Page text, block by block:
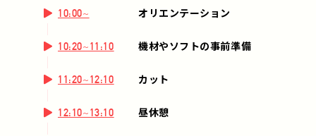
10:00~ オリエンテーション
10:20~11:10 機材やソフトの事前準備
11:20~12:10 カット
12:10~13:10 昼休憩